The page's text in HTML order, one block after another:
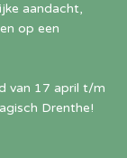
aandacht,
op een
van 17 april t/m
Drenthe!